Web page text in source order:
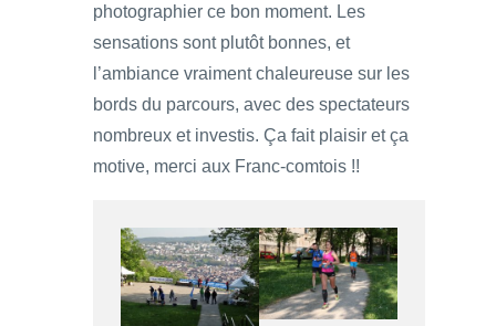
photographier ce bon moment. Les
sensations sont plutôt bonnes, et
l’ambiance vraiment chaleureuse sur les
bords du parcours, avec des spectateurs
nombreux et investis. Ça fait plaisir et ça
motive, merci aux Franc-comtois !!